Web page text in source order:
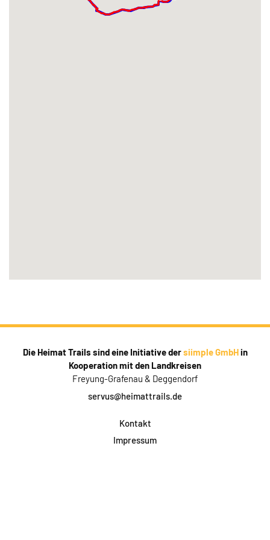
Die Heimat Trails sind eine Initiative dersiimple GmbHin
Kooperation mit den Landkreisen
Freyung-Grafenau & Deggendorf
servus@heimattrails.de
Kontakt
Impressum